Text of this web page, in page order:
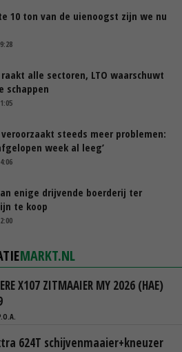
10 ton van de uienoogst zijn we nu
alle sectoren, LTO waarschuwt
schappen
steeds meer problemen:
week al leeg’
enige drijvende boerderij ter
te koop
MARKT.NL
X107 ZITMAAIER MY 2026 (HAE)
624T schijvenmaaier+kneuzer